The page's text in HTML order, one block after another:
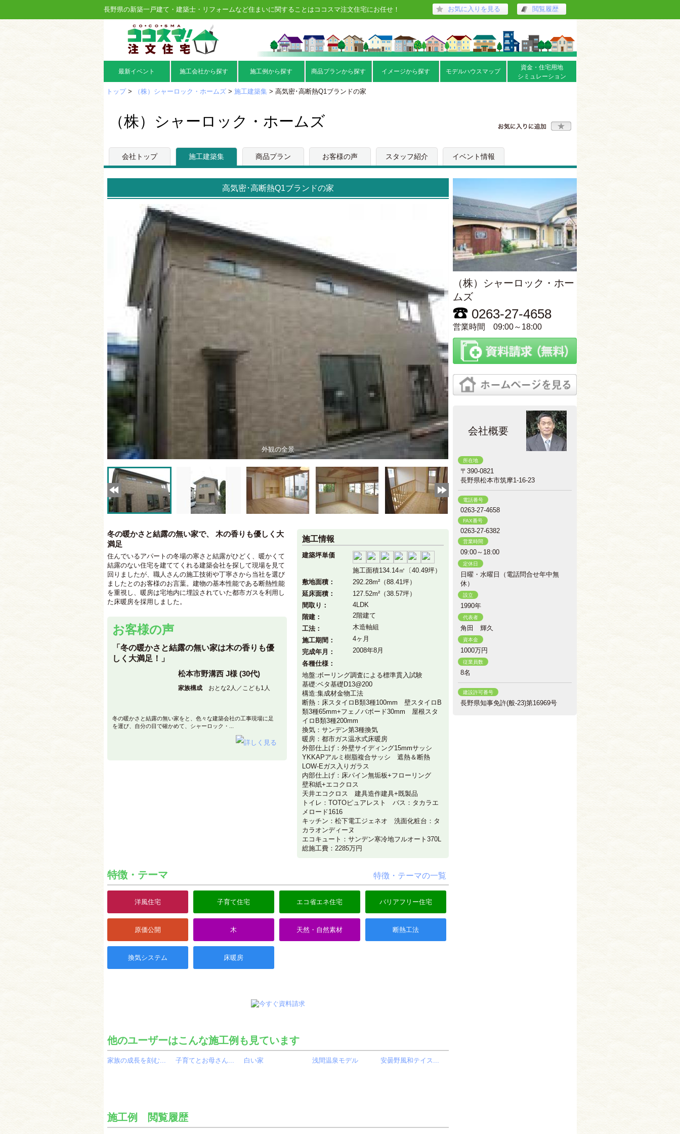
長野県の新築一戸建て・建築士・リフォームなど住まいに関することはココスマ注文住宅にお任せ！ お気に入りを見る 閲覧履歴
最新イベント 施工会社から探す 施工例から探す 商品プランから探す イメージから探す モデルハウスマップ
資金・住宅用地
シミュレーション
トップ> （株）シャーロック・ホームズ> 施工建築集 > 高気密･高断熱Q1ブランドの家
（株）シャーロック・ホームズ
会社トップ 施工建築集 商品プラン お客様の声 スタッフ紹介 イベント情報
高気密･高断熱Q1ブランドの家
外観の全景
冬の暖かさと結露の無い家で、 木の香りも優しく大
満足
住んでいるアパートの冬場の寒さと結露がひどく、暖かくて
結露のない住宅を建ててくれる建築会社を探して現場を見て
回りましたが、職人さんの施工技術や丁寧さから当社を選び
ましたとのお客様のお言葉。建物の基本性能である断熱性能
を重視し、暖房は宅地内に埋設されていた都市ガスを利用し
た床暖房を採用しました。
お客様の声
「冬の暖かさと結露の無い家は木の香りも優
しく大満足！」
松本市野溝西 J様 (30代)
家族構成おとな2人／こども1人
冬の暖かさと結露の無い家をと、色々な建築会社の工事現場に足
を運び、自分の目で確かめて、シャーロック・...
施工情報
建築坪単価
施工面積134.14㎡〔40.49坪）
敷地面積：
292.28m²（88.41坪）
延床面積：
127.52m²（38.57坪）
間取り：
4LDK
階建：
2階建て
工法：
木造軸組
施工期間：
4ヶ月
完成年月：
2008年8月
各種仕様：
地盤:ボーリング調査による標準貫入試験
基礎:ベタ基礎D13@200
構造:集成材金物工法
断熱：床スタイロB類3種100mm 壁スタイロB
類3種65mm+フェノバボード30mm 屋根スタ
イロB類3種200mm
換気：サンデン第3種換気
暖房：都市ガス温水式床暖房
外部仕上げ：外壁サイディング15mmサッシ
YKKAPアルミ樹脂複合サッシ 遮熱＆断熱
LOW-Eガス入りガラス
内部仕上げ：床パイン無垢板+フローリング
壁和紙+エコクロス
天井エコクロス 建具造作建具+既製品
トイレ：TOTOピュアレスト バス：タカラエ
メロード1616
キッチン：松下電工ジェネオ 洗面化粧台：タ
カラオンディーヌ
エコキュート：サンデン寒冷地フルオート370L
総施工費：2285万円
特徴・テーマ 特徴・テーマの一覧
洋風住宅 子育て住宅 エコ省エネ住宅 バリアフリー住宅
原価公開 木 天然・自然素材 断熱工法
換気システム 床暖房
他のユーザーはこんな施工例も見ています
家族の成長を刻む... 子育てとお母さん... 白い家 浅間温泉モデル 安曇野風和テイス...
施工例 閲覧履歴
（株）シャーロック・ホー
ムズ
0263-27-4658
営業時間 09:00～18:00
会社概要
所在地
〒390-0821
長野県松本市筑摩1-16-23
電話番号
0263-27-4658
FAX番号
0263-27-6382
営業時間
09:00～18:00
定休日
日曜・水曜日（電話問合せ年中無
休）
設立
1990年
代表者
角田 輝久
資本金
1000万円
従業員数
8名
建設許可番号
長野県知事免許(般-23)第16969号